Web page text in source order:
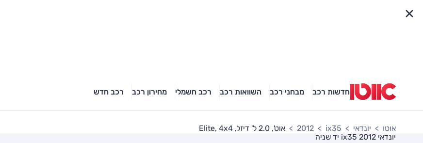
חדשות רכב מבחני רכב השוואות רכב רכב חשמלי מחירון רכב רכב חדש
אוטו יונדאי ix35
2012
אוט', 2.0 ל' דיזל, Elite, 4x4
יונדאי ix35 2012
יד שניה